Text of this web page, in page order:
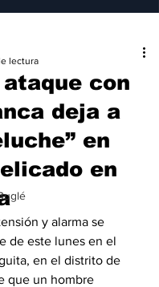
con
deja a
en
en
lectura
y alarma se
de este lunes en el
en el distrito de
que un hombre